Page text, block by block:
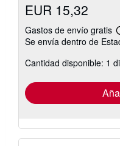
EUR 15,32
Gastos de envío gratis
Se envía dentro de
Cantidad disponible: 1